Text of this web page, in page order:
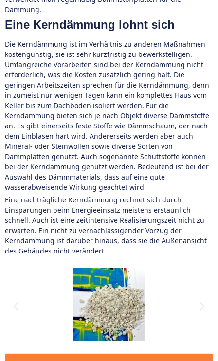
Dämmung.
Eine Kerndämmung lohnt sich
Die Kerndämmung ist im Verhältnis zu anderen Maßnahmen
kostengünstig, sie ist sehr kurzfristig zu bewerkstelligen.
Umfangreiche Vorarbeiten sind bei der Kerndämmung nicht
erforderlich, was die Kosten zusätzlich gering hält. Die
geringen Arbeitszeiten sprechen für die Kerndämmung, denn
in zumeist nur wenigen Tagen kann ein komplettes Haus vom
Keller bis zum Dachboden isoliert werden. Für die
Kerndämmung bieten sich je nach Objekt diverse Dämmstoffe
an. Es gibt einerseits feste Stoffe wie Dämmschaum, der nach
dem Einblasen hart wird. Andererseits werden aber auch
Mineral- oder Steinwollen sowie diverse Sorten von
Dämmplatten genutzt. Auch sogenannte Schüttstoffe können
bei der Kerndämmung genutzt werden. Bedeutend ist bei der
Auswahl des Dämmmaterials, dass auf eine gute
wasserabweisende Wirkung geachtet wird.
Eine nachträgliche Kerndämmung rechnet sich durch
Einsparungen beim Energieeinsatz meistens erstaunlich
schnell. Auch ist eine zeitintensive Realisierungszeit nicht zu
erwarten. Ein nicht zu vernachlässigender Vorzug der
Kerndämmung ist darüber hinaus, dass sie die Außenansicht
des Gebäudes nicht verändert.